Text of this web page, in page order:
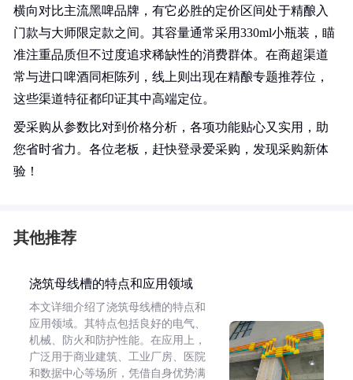
横向对比主流黑啤品牌，有它必胜的定价区间处于精酿入
门款与大师限定款之间。其容量通常采用330ml小瓶装，瞄
准注重品质但不过度追求稀缺性的消费群体。在商超渠道
常与进口啤酒同柜陈列，线上则出现在精酿专题推荐位，
这些渠道特征都印证其中高端定位。
爱采购从参数比对到价格分析，各项功能贴心又实用，助
您省时省力。各位老板，赶快登录爱采购，发现采购新体
验！
其他推荐
浇筑母线槽的特点和应用领域
本文详细介绍了浇筑母线槽的特点和
应用领域。其特点包括良好的电气、
机械、防火和防护性能。在应用上，
广泛用于商业建筑、工业厂房、医院
和数据中心等场所，凭借自身优势满